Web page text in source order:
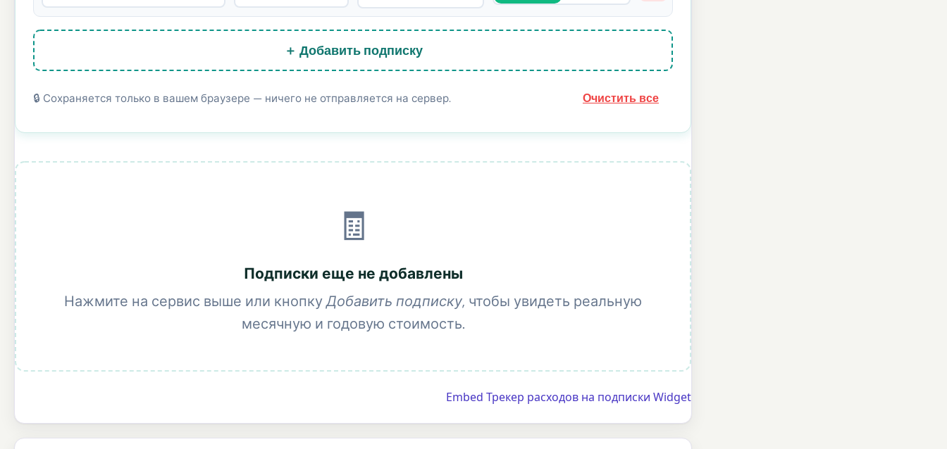
＋ Добавить подписку
🔒 Сохраняется только в вашем браузере — ничего не отправляется на сервер. Очистить все
🧾
Подписки еще не добавлены
Нажмите на сервис выше или кнопкуДобавить подписку, чтобы увидеть реальную
месячную и годовую стоимость.
Embed Трекер расходов на подписки Widget